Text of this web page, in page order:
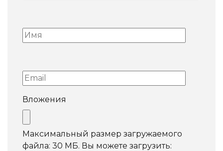
Вложения
Максимальный размер загружаемого
файла: 30 МБ. Вы можете загрузить: